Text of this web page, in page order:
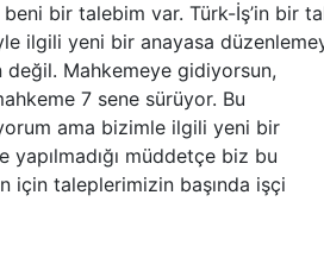
beni bir talebim var. Türk-İş’in bir
ilgili yeni bir anayasa
değil. Mahkemeye gidiyorsun,
7 sene sürüyor. Bu
ama bizimle ilgili yeni bir
yapılmadığı müddetçe biz bu
için taleplerimizin başında işçi